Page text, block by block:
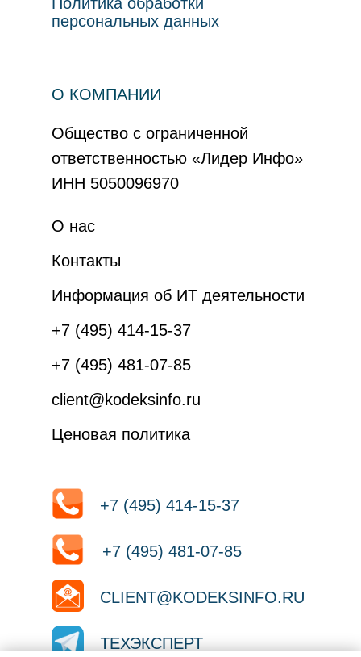
персональных данных
+7 (495) 414-15-37
+7 (495) 481-07-85
CLIENT@KODEKSINFO.RU
ТЕХЭКСПЕРТ
+7 (495) 414-15-37
+7 (495) 481-07-85
client@kodeksinfo.ru
Информация об ИТ деятельности
Ценовая политика
Контакты
О нас
О КОМПАНИИ
Общество с ограниченной
ответственностью «Лидер Инфо»
ИНН 5050096970